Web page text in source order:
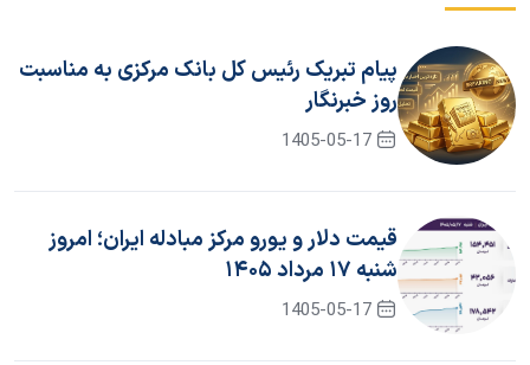
پیام تبریک رئیس کل بانک مرکزی به مناسبت
روز خبرنگار
1405-05-17
قیمت دلار و یورو مرکز مبادله ایران؛ امروز
شنبه ۱۷ مرداد ۱۴۰۵
1405-05-17